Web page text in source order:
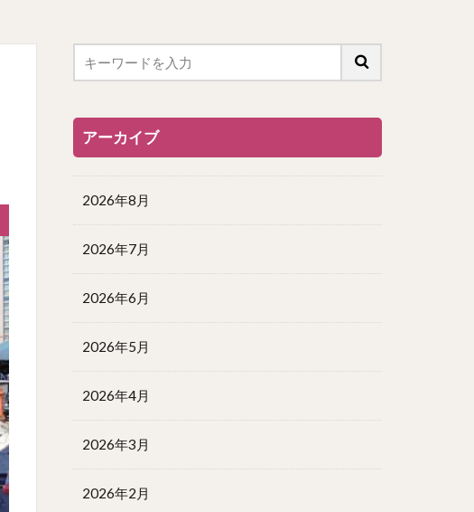
アーカイブ
2026年8月
2026年7月
2026年6月
2026年5月
2026年4月
2026年3月
2026年2月